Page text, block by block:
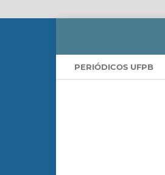
PERIÓDICOS UFPB